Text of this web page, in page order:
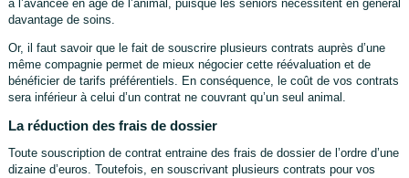
à l’avancée en âge de l’animal, puisque les séniors nécessitent en général
davantage de soins.
Or, il faut savoir que le fait de souscrire plusieurs contrats auprès d’une
même compagnie permet de mieux négocier cette réévaluation et de
bénéficier de tarifs préférentiels. En conséquence, le coût de vos contrats
sera inférieur à celui d’un contrat ne couvrant qu’un seul animal.
La réduction des frais de dossier
Toute souscription de contrat entraine des frais de dossier de l’ordre d’une
dizaine d’euros. Toutefois, en souscrivant plusieurs contrats pour vos